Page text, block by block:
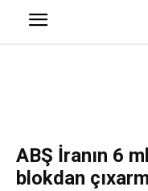
ABŞ İranın 6
blokdan